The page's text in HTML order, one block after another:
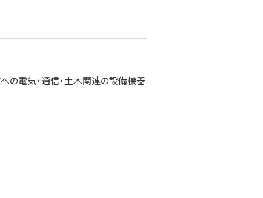
の電気・通信・土木関連の設備機器